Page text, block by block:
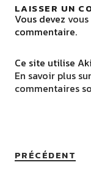
LAISSER UN
Vous devez
commentaire.
Ce site utilise
En savoir plus
commentaires
PRÉCÉDENT